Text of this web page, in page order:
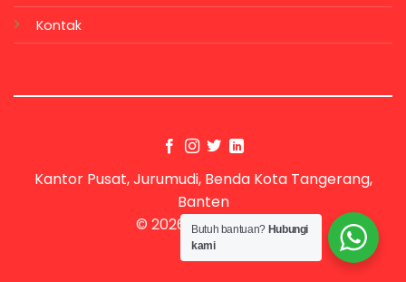
Kontak
Kantor Pusat, Jurumudi, Benda Kota Tangerang,
Banten
© 2026 UX Themes
Butuh bantuan? Hubungi
kami